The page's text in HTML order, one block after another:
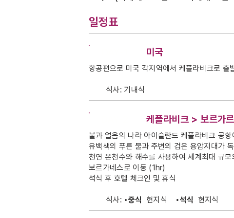
일정표
미국
항공편으로 미국 각지역에서 케플라비크로 출
식사: 기내식
케플라비크 > 보르가
불과 얼음의 나라 아이슬란드 케플라비크 공
유백색의 푸른 물과 주변의 검은 용암지대가
천연 온천수와 해수를 사용하여 세계최대 규
보르가네스로 이동 (1hr)
석식 후 호텔 체크인 및 휴식
식사: •중식 현지식 •석식 현지식